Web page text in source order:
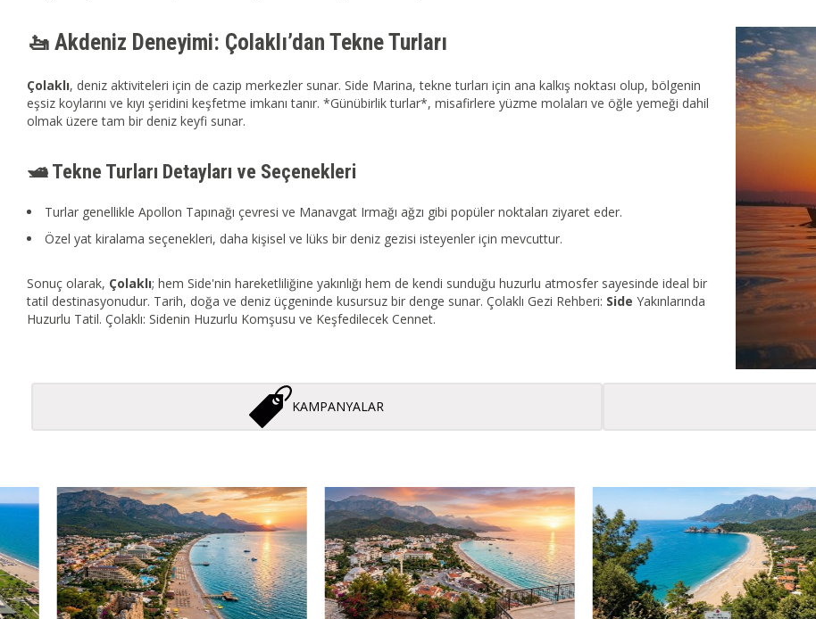
🚤 Akdeniz Deneyimi: Çolaklı’dan Tekne Turları
Çolaklı, deniz aktiviteleri için de cazip merkezler sunar. Side Marina, tekne turları için ana kalkış noktası olup, bölgenin
eşsiz koylarını ve kıyı şeridini keşfetme imkanı tanır. *Günübirlik turlar*, misafirlere yüzme molaları ve öğle yemeği dahil
olmak üzere tam bir deniz keyfi sunar.
🛥️ Tekne Turları Detayları ve Seçenekleri
Turlar genellikle Apollon Tapınağı çevresi ve Manavgat Irmağı ağzı gibi popüler noktaları ziyaret eder.
Özel yat kiralama seçenekleri, daha kişisel ve lüks bir deniz gezisi isteyenler için mevcuttur.
Sonuç olarak, Çolaklı; hem Side'nin hareketliliğine yakınlığı hem de kendi sunduğu huzurlu atmosfer sayesinde ideal bir
tatil destinasyonudur. Tarih, doğa ve deniz üçgeninde kusursuz bir denge sunar. Çolaklı Gezi Rehberi: Side Yakınlarında
Huzurlu Tatil. Çolaklı: Sidenin Huzurlu Komşusu ve Keşfedilecek Cennet.
KAMPANYALAR